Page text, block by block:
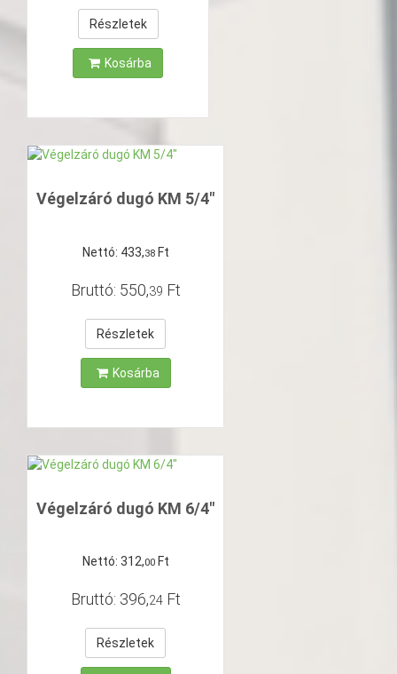
Részletek
Kosárba
Végelzáró dugó KM 5/4"
Nettó: 433,38 Ft
Bruttó: 550,39 Ft
Részletek
Kosárba
Végelzáró dugó KM 6/4"
Nettó: 312,00 Ft
Bruttó: 396,24 Ft
Részletek